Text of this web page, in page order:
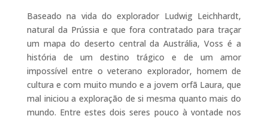
Baseado na vida do explorador Ludwig Leichhardt,
natural da Prússia e que fora contratado para traçar
um mapa do deserto central da Austrália, Voss é a
história de um destino trágico e de um amor
impossível entre o veterano explorador, homem de
cultura e com muito mundo e a jovem orfã Laura, que
mal iniciou a exploração de si mesma quanto mais do
mundo. Entre estes dois seres pouco à vontade nos